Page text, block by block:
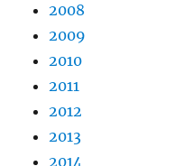
2008
2009
2010
2011
2012
2013
2014